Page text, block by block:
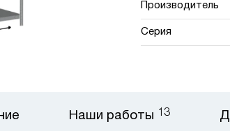
Производитель
Серия
Наши работы 13